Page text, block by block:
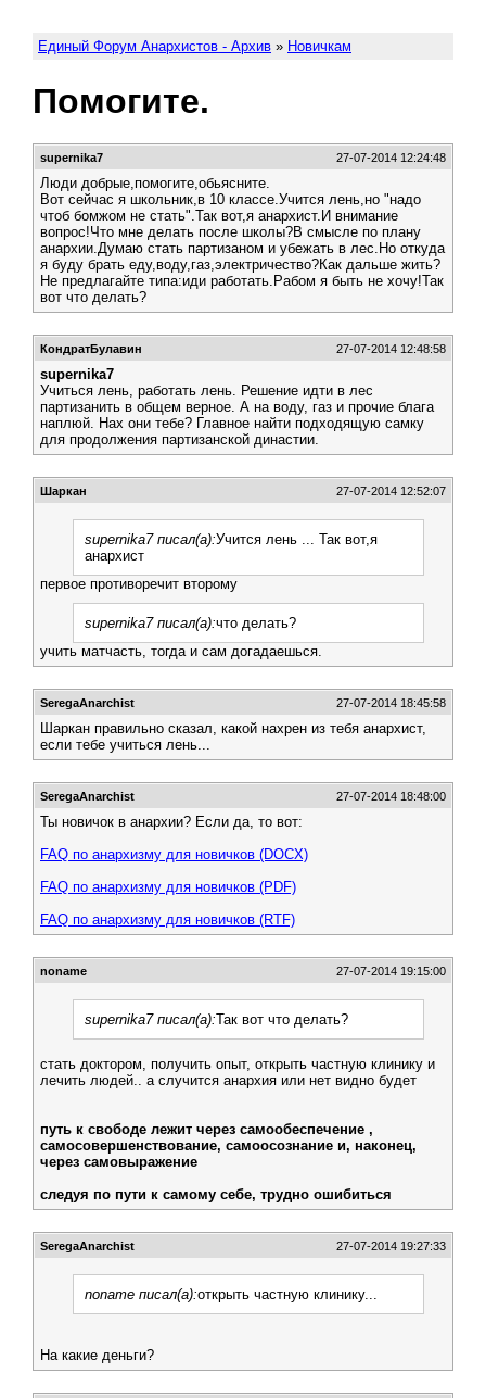
Единый Форум Анархистов - Архив » Новичкам
Помогите.
supernika7 27-07-2014 12:24:48
Люди добрые,помогите,обьясните.
Вот сейчас я школьник,в 10 классе.Учится лень,но "надо
чтоб бомжом не стать".Так вот,я анархист.И внимание
вопрос!Что мне делать после школы?В смысле по плану
анархии.Думаю стать партизаном и убежать в лес.Но откуда
я буду брать еду,воду,газ,электричество?Как дальше жить?
Не предлагайте типа:иди работать.Рабом я быть не хочу!Так
вот что делать?
КондратБулавин 27-07-2014 12:48:58
supernika7
Учиться лень, работать лень. Решение идти в лес
партизанить в общем верное. А на воду, газ и прочие блага
наплюй. Нах они тебе? Главное найти подходящую самку
для продолжения партизанской династии.
Шаркан 27-07-2014 12:52:07
supernika7 писал(а):Учится лень ... Так вот,я
анархист
первое противоречит второму
supernika7 писал(а):что делать?
учить матчасть, тогда и сам догадаешься.
SeregaAnarchist 27-07-2014 18:45:58
Шаркан правильно сказал, какой нахрен из тебя анархист,
если тебе учиться лень...
SeregaAnarchist 27-07-2014 18:48:00
Ты новичок в анархии? Если да, то вот:
FAQ по анархизму для новичков (DOCX)
FAQ по анархизму для новичков (PDF)
FAQ по анархизму для новичков (RTF)
noname 27-07-2014 19:15:00
supernika7 писал(а):Так вот что делать?
стать доктором, получить опыт, открыть частную клинику и
лечить людей.. а случится анархия или нет видно будет
путь к свободе лежит через самообеспечение ,
самосовершенствование, самоосознание и, наконец,
через самовыражение
следуя по пути к самому себе, трудно ошибиться
SeregaAnarchist 27-07-2014 19:27:33
noname писал(а):открыть частную клинику...
На какие деньги?